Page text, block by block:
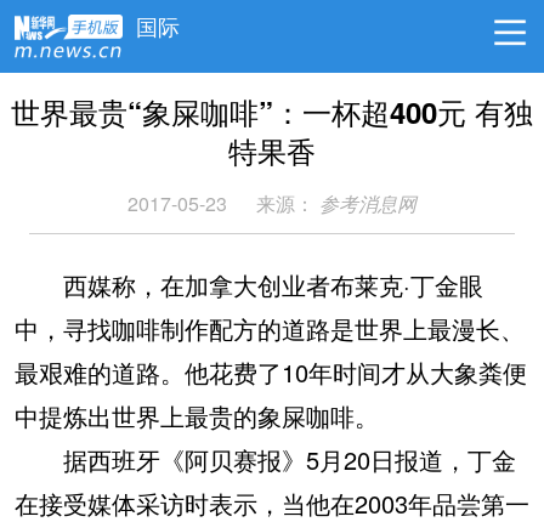
国际
世界最贵“象屎咖啡”：一杯超400元 有独
特果香
2017-05-23 来源： 参考消息网
西媒称，在加拿大创业者布莱克·丁金眼
中，寻找咖啡制作配方的道路是世界上最漫长、
最艰难的道路。他花费了10年时间才从大象粪便
中提炼出世界上最贵的象屎咖啡。
据西班牙《阿贝赛报》5月20日报道，丁金
在接受媒体采访时表示，当他在2003年品尝第一